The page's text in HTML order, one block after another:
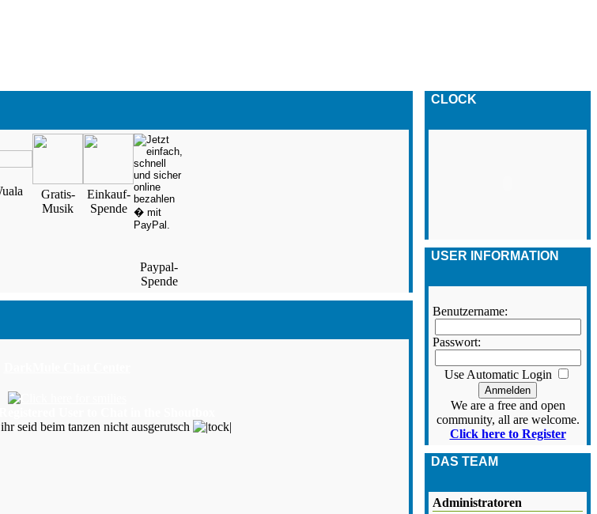
Gratis-
Musik
Einkauf-
Spende
Paypal-
Spende
seid beim tanzen nicht ausgerutsch
CLOCK
USER INFORMATION
Benutzername:
Passwort:
Use Automatic Login
We are a free and open
community, all are welcome.
Click here to Register
DAS TEAM
Administratoren